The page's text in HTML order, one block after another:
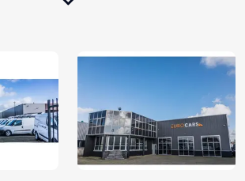
verstelbaar
met afstandsbediening